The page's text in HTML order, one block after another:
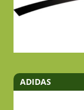
ADIDAS